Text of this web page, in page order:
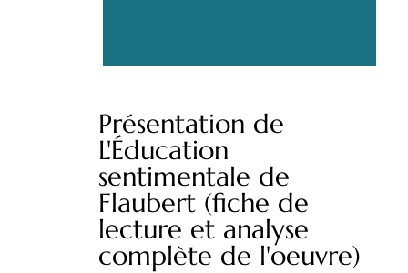
Présentation de
L'Éducation
sentimentale de
Flaubert (fiche de
lecture et analyse
complète de l'oeuvre)